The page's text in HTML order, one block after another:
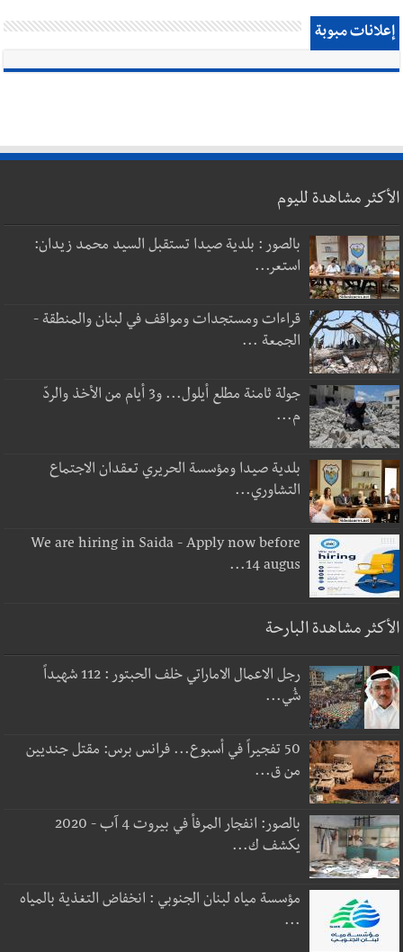
إعلانات مبوبة
الأكثر مشاهدة لليوم
بالصور : بلدية صيدا تستقبل السيد محمد زيدان:
استعر...
قراءات ومستجدات ومواقف في لبنان والمنطقة -
الجمعة ...
جولة ثامنة مطلع أيلول... و3 أيام من الأخذ والردّ
م...
بلدية صيدا ومؤسسة الحريري تعقدان الاجتماع
التشاوري...
We are hiring in Saida - Apply now before
14 augus...
الأكثر مشاهدة البارحة
رجل الاعمال الاماراتي خلف الحبتور : 112 شهيداً
شُي...
50 تفجيراً في أسبوع... فرانس برس: مقتل جنديين
من ق...
بالصور: انفجار المرفأ في بيروت 4 آب - 2020
يكشف ك...
مؤسسة مياه لبنان الجنوبي : انخفاض التغذية بالمياه
...